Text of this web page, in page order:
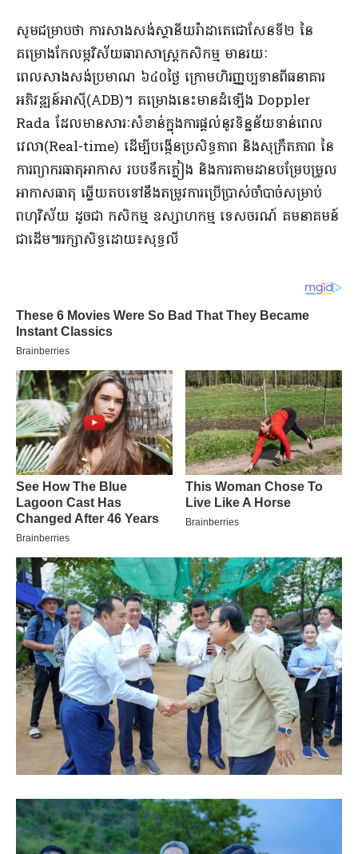
សូមជម្រាបថា ការសាងសង់ស្ថានីយរ៉ាដាតេជោសែនទី២ នៃ
គម្រោងកែលម្អវិស័យធារាសាស្ត្រកសិកម្ម មានរយៈ
ពេលសាងសង់ប្រមាណ ៦៤០ថ្ងៃ ក្រោមហិរញ្ញប្បទានពីធនាគារ
អភិវឌ្ឍន៍អាស៊ី(ADB)។ គម្រោងនេះមានដំឡើង Doppler
Rada ដែលមានសារៈសំខាន់ក្នុងការផ្តល់នូវទិន្នន័យទាន់ពេល
វេលា(Real-time) ដើម្បីបង្កើនប្រសិទ្ធភាព និងសុក្រឹតភាព នៃ
ការព្យាករធាតុអាកាស របបទឹកភ្លៀង និងការតាមដានបម្រែបម្រួល
អាកាសធាតុ ឆ្លើយតបទៅនឹងតម្រូវការប្រើប្រាស់ចាំបាច់សម្រាប់
ពហុវិស័យ ដូចជា កសិកម្ម ឧស្សាហកម្ម ទេសចរណ៍ គមនាគមន៍
ជាដើម៕រក្សាសិទ្ធដោយ៖សុទ្ធលី